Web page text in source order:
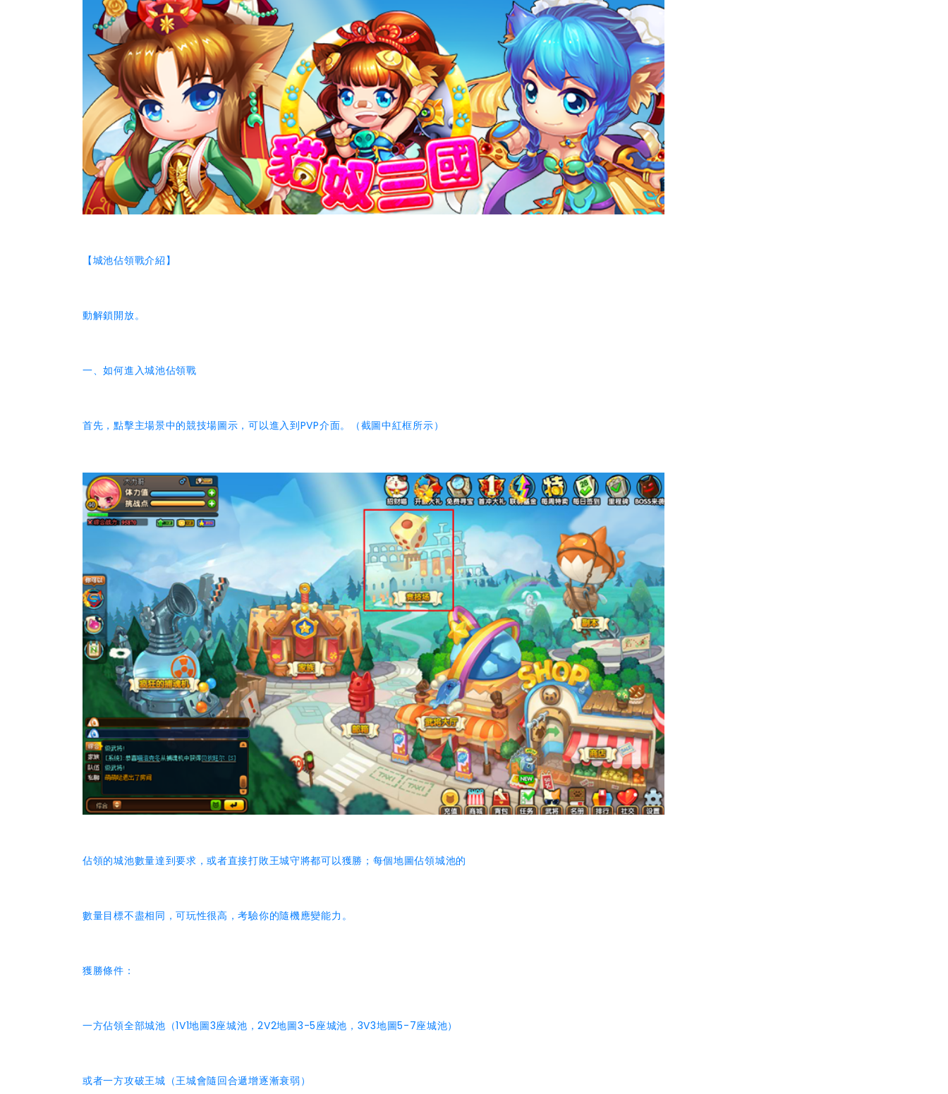
【城池佔領戰介紹】
動解鎖開放。
一、如何進入城池佔領戰
首先，點擊主場景中的競技場圖示，可以進入到PVP介面。（截圖中紅框所示）
佔領的城池數量達到要求，或者直接打敗王城守將都可以獲勝；每個地圖佔領城池的
數量目標不盡相同，可玩性很高，考驗你的隨機應變能力。
獲勝條件：
一方佔領全部城池（1V1地圖3座城池，2V2地圖3-5座城池，3V3地圖5-7座城池）
或者一方攻破王城（王城會隨回合遞增逐漸衰弱）